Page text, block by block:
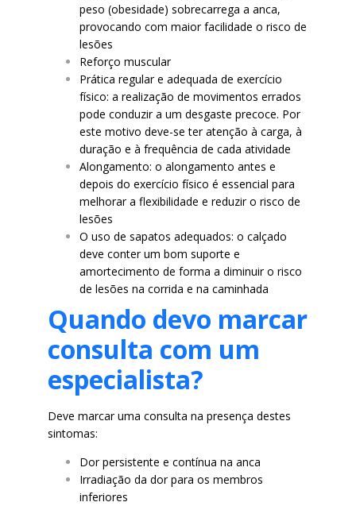
peso (obesidade) sobrecarrega a anca,
provocando com maior facilidade o risco de
lesões
Reforço muscular
Prática regular e adequada de exercício
físico: a realização de movimentos errados
pode conduzir a um desgaste precoce. Por
este motivo deve-se ter atenção à carga, à
duração e à frequência de cada atividade
Alongamento: o alongamento antes e
depois do exercício físico é essencial para
melhorar a flexibilidade e reduzir o risco de
lesões
O uso de sapatos adequados: o calçado
deve conter um bom suporte e
amortecimento de forma a diminuir o risco
de lesões na corrida e na caminhada
Quando devo marcar
consulta com um
especialista?
Deve marcar uma consulta na presença destes
sintomas:
Dor persistente e contínua na anca
Irradiação da dor para os membros
inferiores